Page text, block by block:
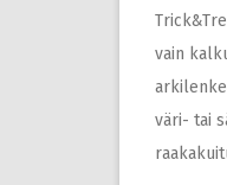
vain
väri- tai